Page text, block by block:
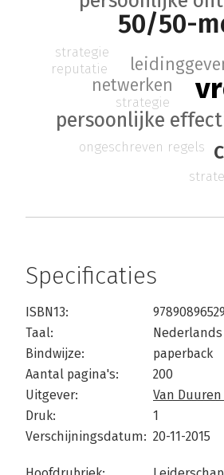
50/50-
persoonlijke
netwerken
strategie
ongeschreven regels
reputatie
strategie
Specificaties
ISBN13:
Taal:
Nederlands
Bindwijze:
paperback
Aantal pagina's:
200
Uitgever:
Van
Druk:
1
Verschijningsdatum: 20-11-2015